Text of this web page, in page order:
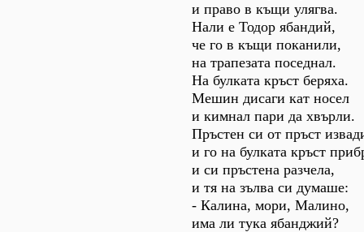
и право в къщи улягва.
Нали е Тодор ябандий,
че го в къщи поканили,
на трапезата поседнал.
На булката кръст беряха.
Мешин дисаги кат носел
и кимнал пари да хвърли.
Пръстен си от пръст
и го на булката кръст
и си пръстена разчела,
и тя на зълва си думаше:
- Калина, мори, Малино,
има ли тука ябанджий?